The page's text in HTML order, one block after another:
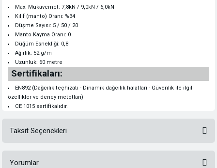
Max. Mukavemet: 7,8kN / 9,0kN / 6,0kN
Kılıf (manto) Oranı: %34
Düşme Sayısı: 5 / 50 / 20
Manto Kayma Oranı: 0
Düğüm Esnekliği: 0,8
Ağırlık: 52 g/m
Uzunluk: 60 metre
Sertifikaları:
EN892 (Dağcılık teçhizatı - Dinamik dağcılık halatları - Güvenlik ile ilgili
özellikler ve deney metotları)
CE 1015 sertifikalıdır.
Taksit Seçenekleri
Yorumlar